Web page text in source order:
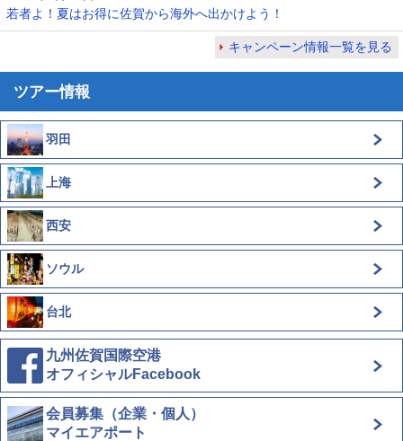
若者よ！夏はお得に佐賀から海外へ出かけよう！
キャンペーン情報一覧を見る
ツアー情報
羽田
上海
西安
ソウル
台北
九州佐賀国際空港
オフィシャルFacebook
会員募集（企業・個人）
マイエアポート